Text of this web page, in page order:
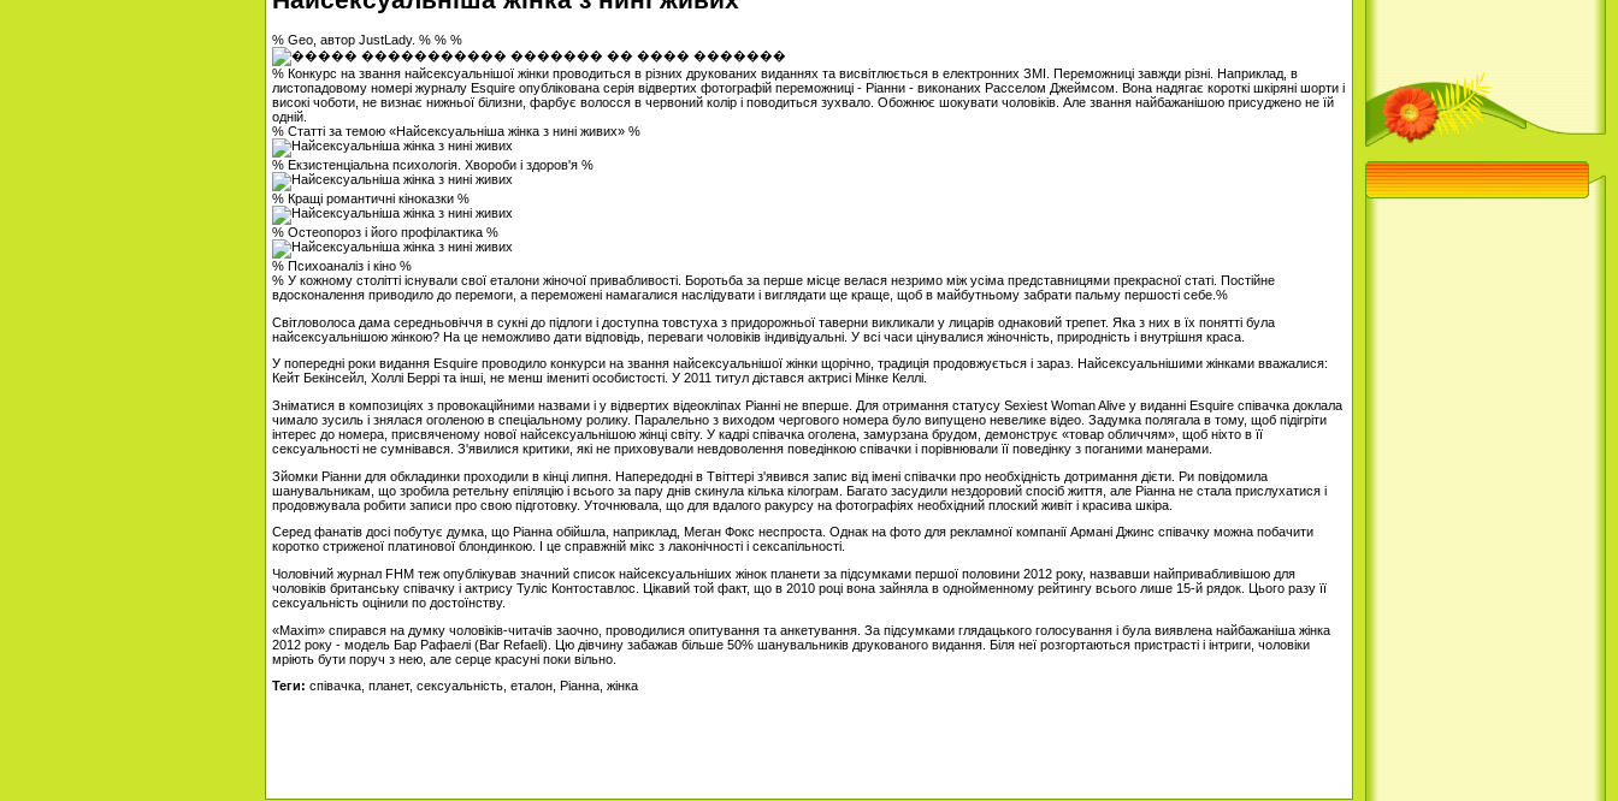
% Geo, автор JustLady. % % %
% Конкурс на звання найсексуальнішої жінки проводиться в різних друкованих виданнях та висвітлюється в електронних ЗМІ. Переможниці завжди різні. Наприклад, в
листопадовому номері журналу Esquire опублікована серія відвертих фотографій переможниці - Ріанни - виконаних Расселом Джеймсом. Вона надягає короткі шкіряні шорти і
високі чоботи, не визнає нижньої білизни, фарбує волосся в червоний колір і поводиться зухвало. Обожнює шокувати чоловіків. Але звання найбажанішою присуджено не їй
одній.
% Статті за темою «Найсексуальніша жінка з нині живих» %
% Екзистенціальна психологія. Хвороби і здоров'я %
% Кращі романтичні кіноказки %
% Остеопороз і його профілактика %
% Психоаналіз і кіно %
% У кожному столітті існували свої еталони жіночої привабливості. Боротьба за перше місце велася незримо між усіма представницями прекрасної статі. Постійне
вдосконалення приводило до перемоги, а переможені намагалися наслідувати і виглядати ще краще, щоб в майбутньому забрати пальму першості себе.%
Світловолоса дама середньовіччя в сукні до підлоги і доступна товстуха з придорожньої таверни викликали у лицарів однаковий трепет. Яка з них в їх понятті була
найсексуальнішою жінкою? На це неможливо дати відповідь, переваги чоловіків індивідуальні. У всі часи цінувалися жіночність, природність і внутрішня краса.
У попередні роки видання Esquire проводило конкурси на звання найсексуальнішої жінки щорічно, традиція продовжується і зараз. Найсексуальнішими жінками вважалися:
Кейт Бекінсейл, Холлі Беррі та інші, не менш імениті особистості. У 2011 титул дістався актрисі Мінке Келлі.
Зніматися в композиціях з провокаційними назвами і у відвертих відеокліпах Ріанні не вперше. Для отримання статусу Sexiest Woman Alive у виданні Esquire співачка доклала
чимало зусиль і знялася оголеною в спеціальному ролику. Паралельно з виходом чергового номера було випущено невелике відео. Задумка полягала в тому, щоб підігріти
інтерес до номера, присвяченому нової найсексуальнішою жінці світу. У кадрі співачка оголена, замурзана брудом, демонструє «товар обличчям», щоб ніхто в її
сексуальності не сумнівався. З'явилися критики, які не приховували невдоволення поведінкою співачки і порівнювали її поведінку з поганими манерами.
Зйомки Ріанни для обкладинки проходили в кінці липня. Напередодні в Твіттері з'явився запис від імені співачки про необхідність дотримання дієти. Ри повідомила
шанувальникам, що зробила ретельну епіляцію і всього за пару днів скинула кілька кілограм. Багато засудили нездоровий спосіб життя, але Ріанна не стала прислухатися і
продовжувала робити записи про свою підготовку. Уточнювала, що для вдалого ракурсу на фотографіях необхідний плоский живіт і красива шкіра.
Серед фанатів досі побутує думка, що Ріанна обійшла, наприклад, Меган Фокс неспроста. Однак на фото для рекламної компанії Армані Джинс співачку можна побачити
коротко стриженої платинової блондинкою. І це справжній мікс з лаконічності і сексапільності.
Чоловічий журнал FHM теж опублікував значний список найсексуальніших жінок планети за підсумками першої половини 2012 року, назвавши найпривабливішою для
чоловіків британську співачку і актрису Туліс Контоставлос. Цікавий той факт, що в 2010 році вона зайняла в однойменному рейтингу всього лише 15-й рядок. Цього разу її
сексуальність оцінили по достоїнству.
«Maxim» спирався на думку чоловіків-читачів заочно, проводилися опитування та анкетування. За підсумками глядацького голосування і була виявлена ​​найбажаніша жінка
2012 року - модель Бар Рафаелі (Bar Refaeli). Цю дівчину забажав більше 50% шанувальників друкованого видання. Біля неї розгортаються пристрасті і інтриги, чоловіки
мріють бути поруч з нею, але серце красуні поки вільно.
Теги: співачка, планет, сексуальність, еталон, Ріанна, жінка